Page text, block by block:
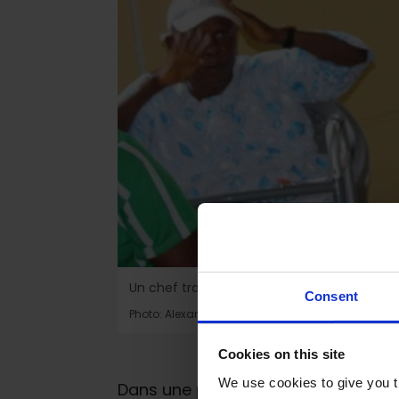
Consent
Cookies on this site
We use cookies to give you
Un chef traditionnel du comté de Bong
Photo: Alexandro Saah Yondoe
Dans une petite salle de réunion